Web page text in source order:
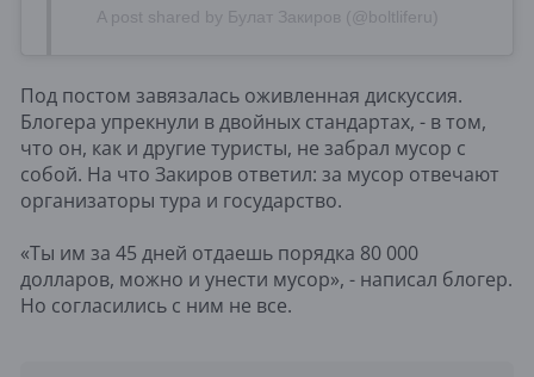
A post shared by Булат Закиров (@boltliferu)
Под постом завязалась оживленная дискуссия.
Блогера упрекнули в двойных стандартах, - в том,
что он, как и другие туристы, не забрал мусор с
собой. На что Закиров ответил: за мусор отвечают
организаторы тура и государство.
«Ты им за 45 дней отдаешь порядка 80 000
долларов, можно и унести мусор», - написал блогер.
Но согласились с ним не все.